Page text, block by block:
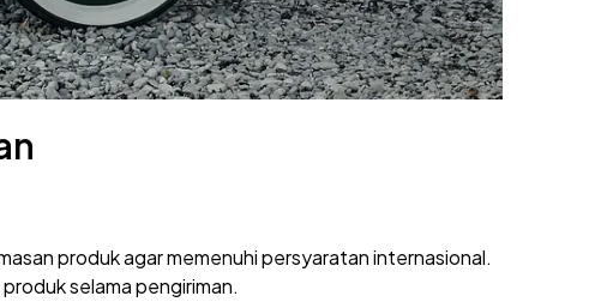
produk agar memenuhi persyaratan internasional.
selama pengiriman.